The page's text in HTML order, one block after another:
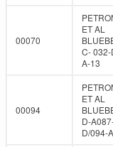
00070
ET AL
C-
A-13
00094
ET AL
D-
D/094-